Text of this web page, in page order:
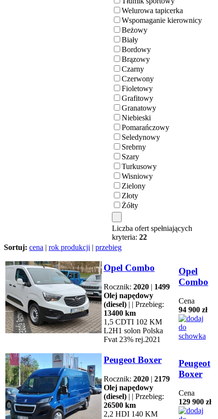
Welurowa tapicerka
Wspomaganie kierownicy
Beżowy
Biały
Bordowy
Brązowy
Czarny
Czerwony
Fioletowy
Grafitowy
Granatowy
Niebieski
Pomarańczowy
Seledynowy
Srebrny
Szary
Turkusowy
Wisniowy
Zielony
Złoty
Żółty
Liczba ofert spełniających
kryteria: 22
Sortuj: cena | rok produkcji | przebieg
Opel Combo
Rocznik: 2020 | 1499
Olej napędowy
(diesel) | | Przebieg:
13400 km
1,5 CDTI 102 KM
L2H1 solon Polska
Fvat 23% rej.2021
Opel
Combo
Cena
94 900 zł
Peugeot Boxer
Rocznik: 2020 | 2179
Olej napędowy
(diesel) | | Przebieg:
26500 km
2,2 HDI 140 KM
Peugeot
Boxer
Cena
129 900 zł